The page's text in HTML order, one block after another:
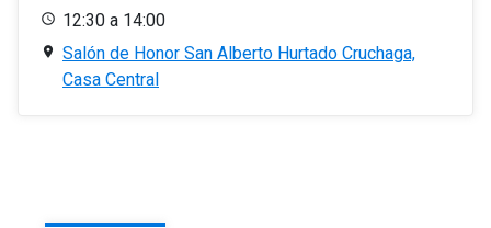
12:30 a 14:00
Salón de Honor San Alberto Hurtado Cruchaga,
Casa Central